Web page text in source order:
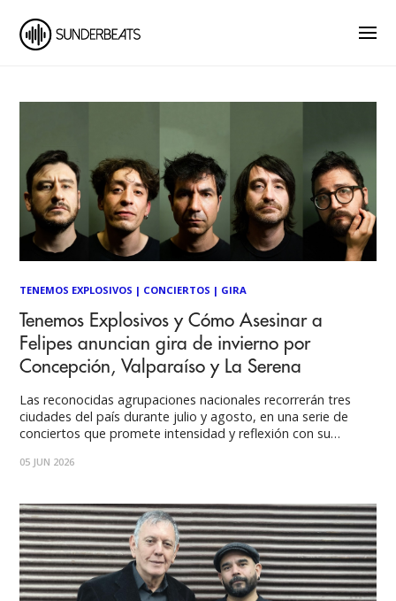
TENEMOS EXPLOSIVOS | CONCIERTOS | GIRA
Tenemos Explosivos y Cómo Asesinar a
Felipes anuncian gira de invierno por
Concepción, Valparaíso y La Serena
Las reconocidas agrupaciones nacionales recorrerán tres
ciudades del país durante julio y agosto, en una serie de
conciertos que promete intensidad y reflexión con su
de PortalTickets. Dos de las bandas más relevantes de la
05 JUN 2026